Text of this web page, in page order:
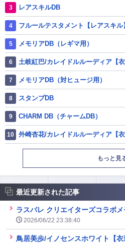
レアスキルDB
フルールテスタメント【レアスキル
メモリアDB（レギマ用）
土岐紅巴/カレイドルルーディア【衣
メモリアDB（対ヒュージ用）
スタンプDB
CHARM DB（チャームDB）
外崎杏花/カレイドルルーディア【衣
もっと見
最近更新された記事
ラスバレ クリエイターズコラボ
2026/06/22 23:38:40
鳥居美歩/イノセンスホワイト【衣